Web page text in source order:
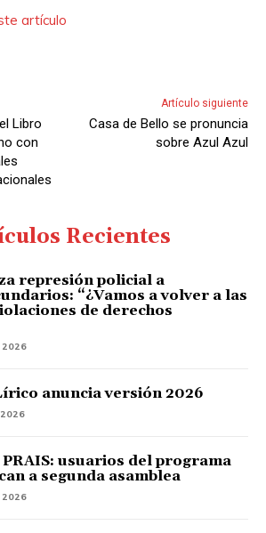
artículo
Libro
con
Artículo siguiente
Casa de Bello se pronuncia
sobre Azul Azul
Recientes
represión policial a
“¿Vamos a volver a las
de derechos
2026
anuncia versión 2026
usuarios del programa
a segunda asamblea
2026